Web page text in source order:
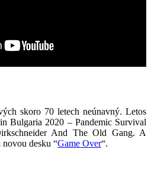
skoro 70 letech neúnavný. Letos
Bulgaria 2020 – Pandemic Survival
And The Old Gang. A
desku “Game Over“.